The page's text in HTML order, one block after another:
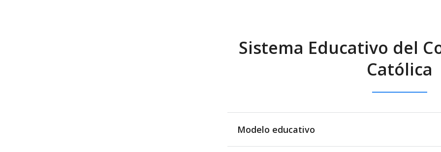
Sistema Educativo del
Católica
Modelo educativo